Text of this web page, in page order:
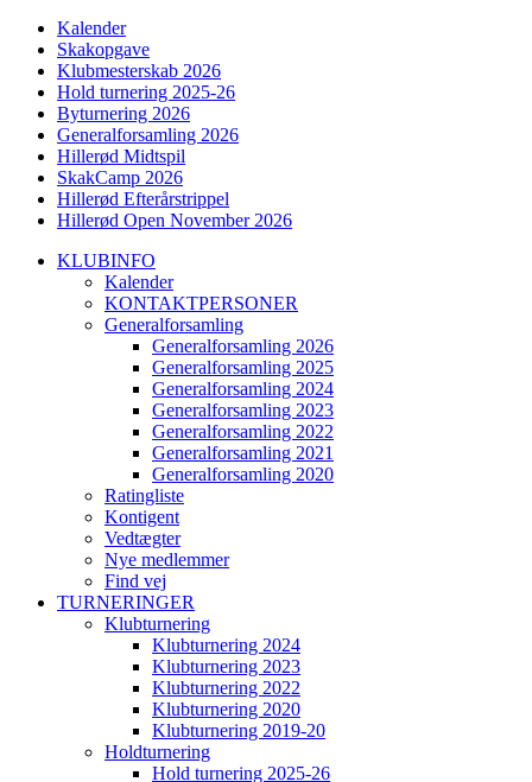
Kalender
Skakopgave
Klubmesterskab 2026
Hold turnering 2025-26
Byturnering 2026
Generalforsamling 2026
Hillerød Midtspil
SkakCamp 2026
Hillerød Efterårstrippel
Hillerød Open November 2026
KLUBINFO
Kalender
KONTAKTPERSONER
Generalforsamling
Generalforsamling 2026
Generalforsamling 2025
Generalforsamling 2024
Generalforsamling 2023
Generalforsamling 2022
Generalforsamling 2021
Generalforsamling 2020
Ratingliste
Kontigent
Vedtægter
Nye medlemmer
Find vej
TURNERINGER
Klubturnering
Klubturnering 2024
Klubturnering 2023
Klubturnering 2022
Klubturnering 2020
Klubturnering 2019-20
Holdturnering
Hold turnering 2025-26